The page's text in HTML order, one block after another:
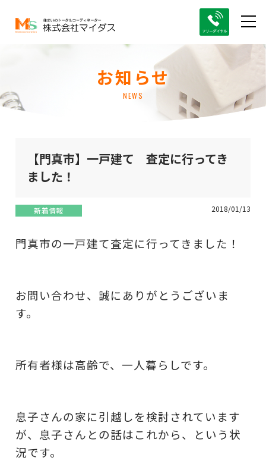
お知らせ
NEWS
【門真市】一戸建て 査定に行ってき
ました！
新着情報 2018/01/13
門真市の一戸建て査定に行ってきました！
お問い合わせ、誠にありがとうございま
す。
所有者様は高齢で、一人暮らしです。
息子さんの家に引越しを検討されています
が、息子さんとの話はこれから、という状
況です。